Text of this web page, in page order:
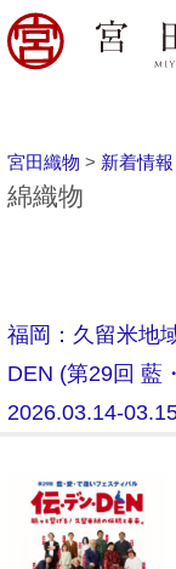
宮田織物 > 新着情報
綿織物
福岡：久留米地
DEN (第29回 藍
2026.03.14-